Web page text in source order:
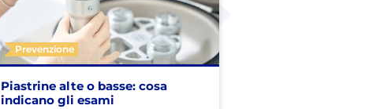
Prevenzione
Piastrine alte o basse: cosa
indicano gli esami